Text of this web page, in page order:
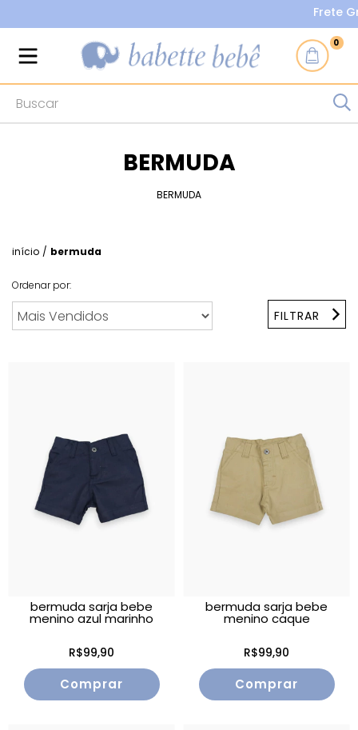
Frete
0
BERMUDA
BERMUDA
início / bermuda
Ordenar por:
FILTRAR
bermuda sarja bebe
menino azul marinho
R$99,90
Comprar
bermuda sarja bebe
menino caque
R$99,90
Comprar